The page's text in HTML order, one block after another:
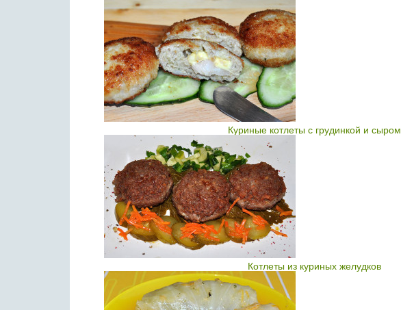
Куриные котлеты с грудинкой и сыром
Котлеты из куриных желудков